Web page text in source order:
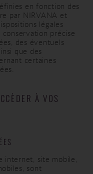
en fonction des
par NIRVANA et
légales
précise
des éventuels
que des
certaines
À VOS
internet, site mobile,
sont